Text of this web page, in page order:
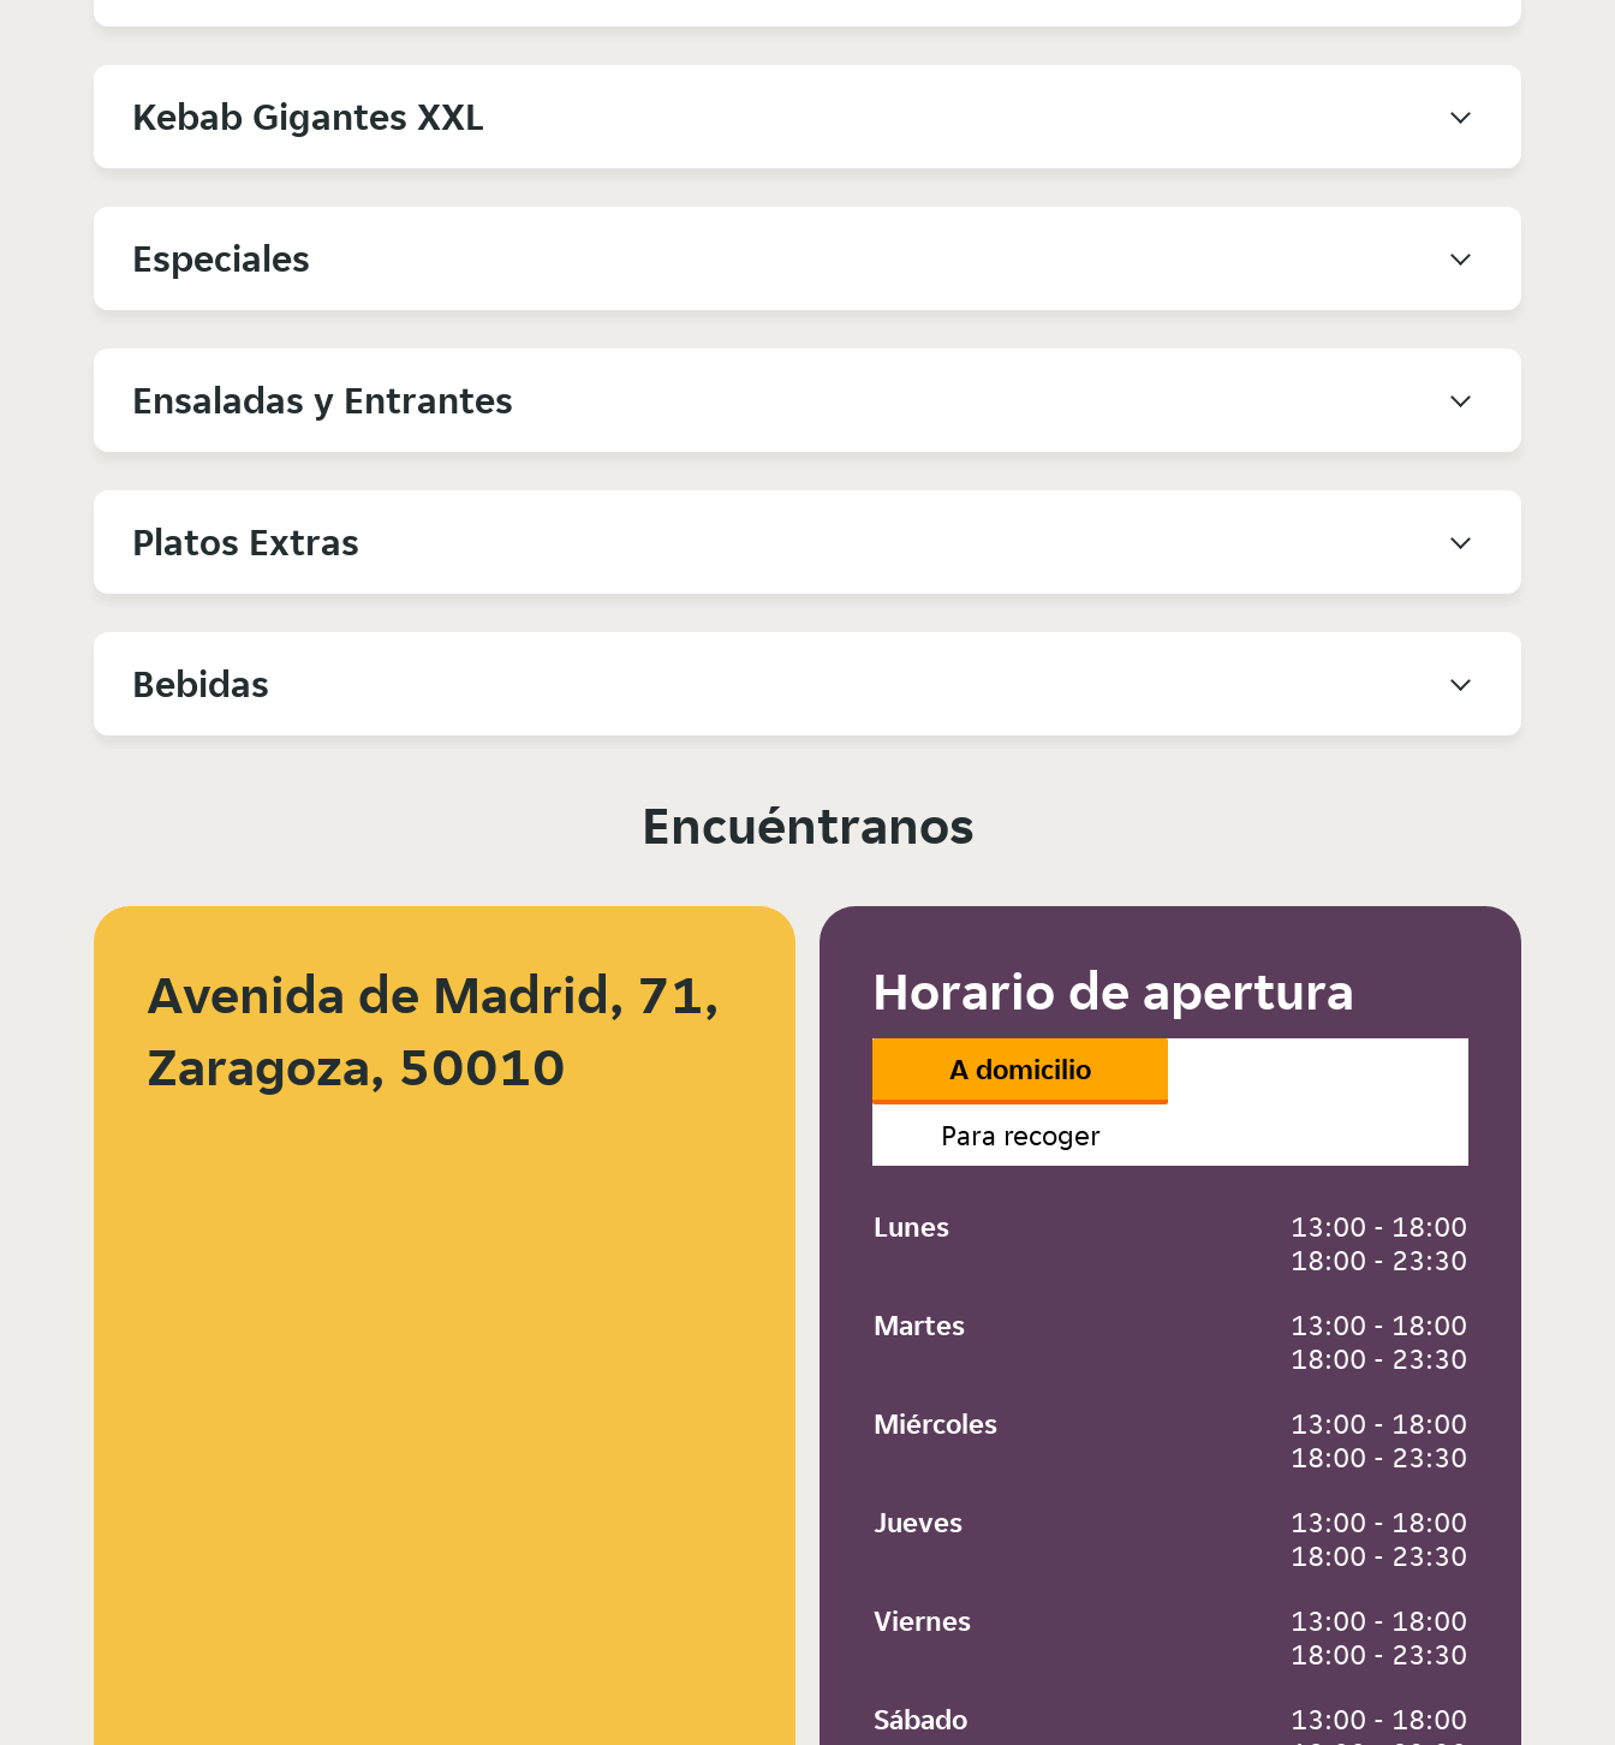
Kebab Gigantes XXL
Especiales
Ensaladas y Entrantes
Platos Extras
Bebidas
Encuéntranos
Avenida de Madrid, 71,
Zaragoza, 50010
Horario de apertura
A domicilio
Para recoger
Lunes
13:00 - 18:00
18:00 - 23:30
Martes
13:00 - 18:00
18:00 - 23:30
Miércoles
13:00 - 18:00
18:00 - 23:30
Jueves
13:00 - 18:00
18:00 - 23:30
Viernes
13:00 - 18:00
18:00 - 23:30
Sábado
13:00 - 18:00